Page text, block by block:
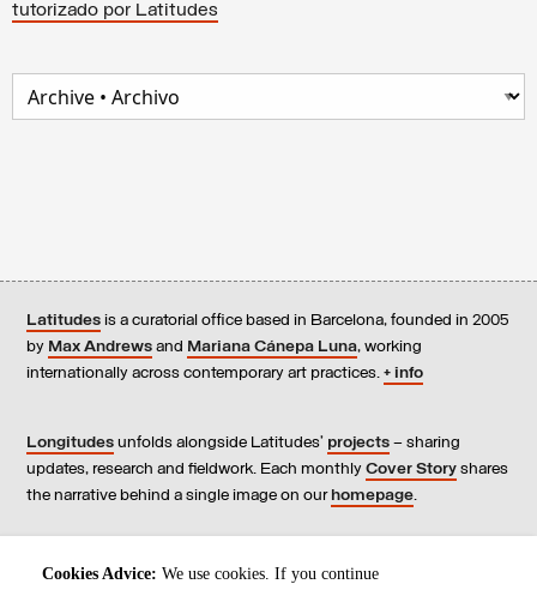
tutorizado por Latitudes
Latitudes is a curatorial office based in Barcelona, founded in 2005
by Max Andrews and Mariana Cánepa Luna, working
internationally across contemporary art practices. + info
Longitudes unfolds alongside Latitudes’ projects – sharing
updates, research and fieldwork. Each monthly Cover Story shares
the narrative behind a single image on our homepage.
Contact us, subscribe to our newsletters
, and read our
Cookies Advice: We use cookies. If you continue